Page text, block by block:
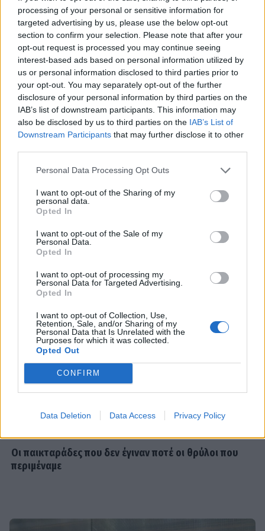
processing of your personal or sensitive information for
targeted advertising by us, please use the below opt-out
section to confirm your selection. Please note that after your
opt-out request is processed you may continue seeing
interest-based ads based on personal information utilized by
us or personal information disclosed to third parties prior to
your opt-out. You may separately opt-out of the further
disclosure of your personal information by third parties on the
IAB’s list of downstream participants. This information may
also be disclosed by us to third parties on the IAB’s List of
Downstream Participants that may further disclose it to other
Personal Data Processing Opt Outs
I want to opt-out of the Sharing of my
personal data.
Opted In
I want to opt-out of the Sale of my
Personal Data.
Opted In
I want to opt-out of processing my
Personal Data for Targeted Advertising.
Opted In
I want to opt-out of Collection, Use,
Retention, Sale, and/or Sharing of my
Personal Data that Is Unrelated with the
Purposes for which it was collected.
Opted Out
CONFIRM
Data Deletion Data Access Privacy Policy
Κωνσταντινίδου, Λυδία Τζανουδάκη
και Άννη Θεοχάρη επιστρέφουν
SHOWBIZ
Από Κεφαλονιά... Σαντορίνη! Η φωτό
της Καλομοίρας με την οικογένειά
της
«Τον είδα μπροστά μου, λαμπερό…»
- Πώς η Αγγελική Ηλιάδη είδε τον
Χριστό και έζησε το θαύμα
SHOWBIZ
ενοχλητικοί μπορείτε να γίνετε;»
SHOWBIZ
Τροχαίο ατύχημα για τον Mike
Από την εκκλησία στην ξαπλώστρα:
Η εντυπωσιακή πόζα της
Καινούργιου με μαγιό και το
DPG NETWORK
Μάλια: «Παλεύαμε επί 15 λεπτά να την
που πνίγηκε
Οι παικταράδες που δεν έγιναν ποτέ οι θρύλοι που
περιμέναμε